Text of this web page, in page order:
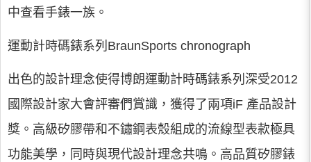
中查看手錶一族。
運動計時碼錶系列BraunSports chronograph
出色的設計理念使得博朗運動計時碼錶系列深受2012
國際設計家大會評審們賞識，獲得了兩項iF 產品設計
獎。高級矽膠帶和不鏽鋼表殼組成的流線型表款極具
功能美學，同時與現代設計理念共鳴。高品質矽膠錶